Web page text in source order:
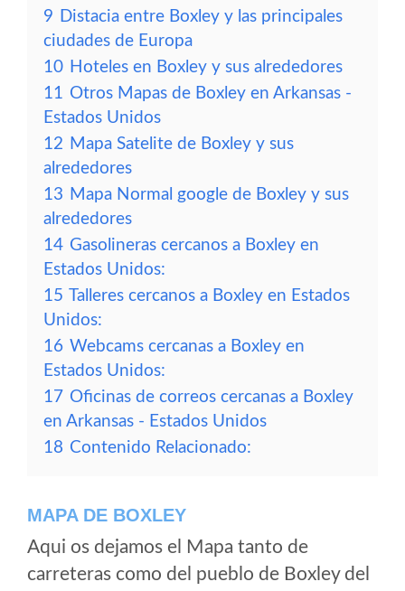
9 Distacia entre Boxley y las principales
ciudades de Europa
10 Hoteles en Boxley y sus alrededores
11 Otros Mapas de Boxley en Arkansas -
Estados Unidos
12 Mapa Satelite de Boxley y sus
alrededores
13 Mapa Normal google de Boxley y sus
alrededores
14 Gasolineras cercanos a Boxley en
Estados Unidos:
15 Talleres cercanos a Boxley en Estados
Unidos:
16 Webcams cercanas a Boxley en
Estados Unidos:
17 Oficinas de correos cercanas a Boxley
en Arkansas - Estados Unidos
18 Contenido Relacionado:
MAPA DE BOXLEY
Aqui os dejamos el Mapa tanto de
carreteras como del pueblo de Boxley del